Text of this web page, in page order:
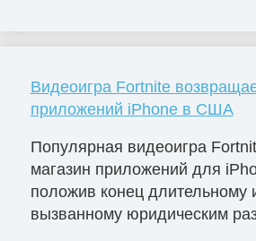
Видеоигра Fortnite
приложений iPhone в США
Популярная видеоигра
магазин приложений для
положив конец длительному
вызванному юридическим